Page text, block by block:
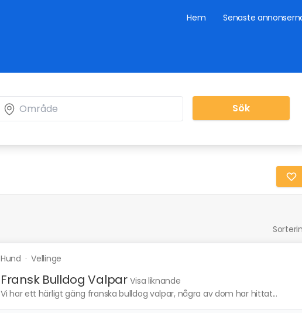
Hem Senaste
Sök
Hund ·Vellinge
Fransk Bulldog Valpar Visa liknande
Vi har ett härligt gäng franska bulldog valpar, några av dom har hittat...